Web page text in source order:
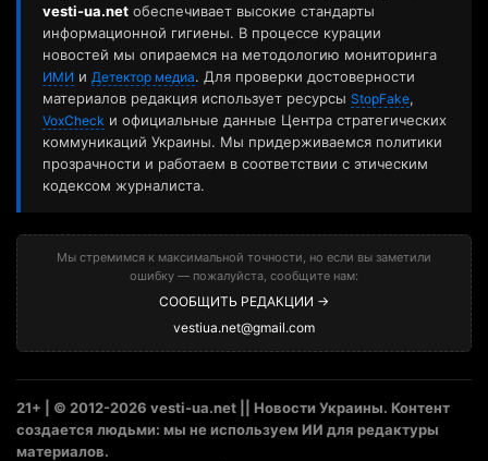
vesti-ua.net обеспечивает высокие стандарты
информационной гигиены. В процессе курации
новостей мы опираемся на методологию мониторинга
ИМИ и Детектор медиа. Для проверки достоверности
материалов редакция использует ресурсы StopFake,
VoxCheck и официальные данные Центра стратегических
коммуникаций Украины. Мы придерживаемся политики
прозрачности и работаем в соответствии с этическим
кодексом журналиста.
Мы стремимся к максимальной точности, но если вы заметили
ошибку — пожалуйста, сообщите нам:
СООБЩИТЬ РЕДАКЦИИ →
vestiua.net@gmail.com
21+ | © 2012-2026 vesti-ua.net || Новости Украины. Контент
создается людьми: мы не используем ИИ для редактуры
материалов.